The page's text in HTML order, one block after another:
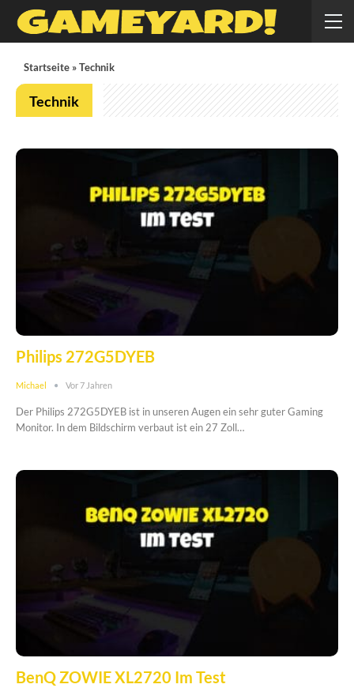
Startseite »Technik
Technik
Philips 272G5DYEB
Michael Vor 7 Jahren
Der Philips 272G5DYEB ist in unseren Augen ein sehr guter Gaming
Monitor. In dem Bildschirm verbaut ist ein 27 Zoll…
BenQ ZOWIE XL2720 Im Test